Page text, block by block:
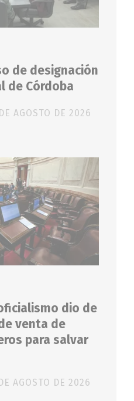
de designación
de Córdoba
AGOSTO DE 2026
dio de
venta de
para salvar
AGOSTO DE 2026